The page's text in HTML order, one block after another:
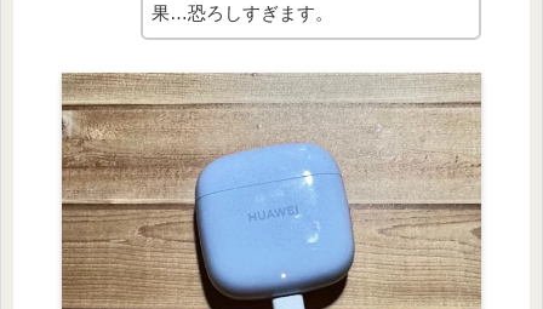
果…恐ろしすぎます。